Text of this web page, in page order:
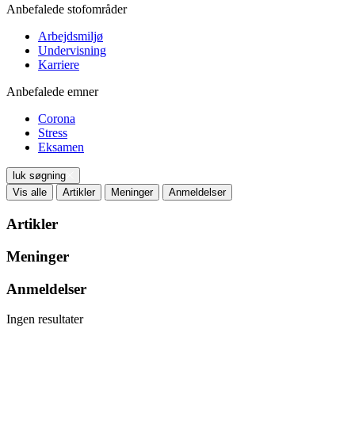
Anbefalede stofområder
Arbejdsmiljø
Undervisning
Karriere
Anbefalede emner
Corona
Stress
Eksamen
luk søgning
Vis alle
Artikler Meninger Anmeldelser
Artikler
Meninger
Anmeldelser
Ingen resultater